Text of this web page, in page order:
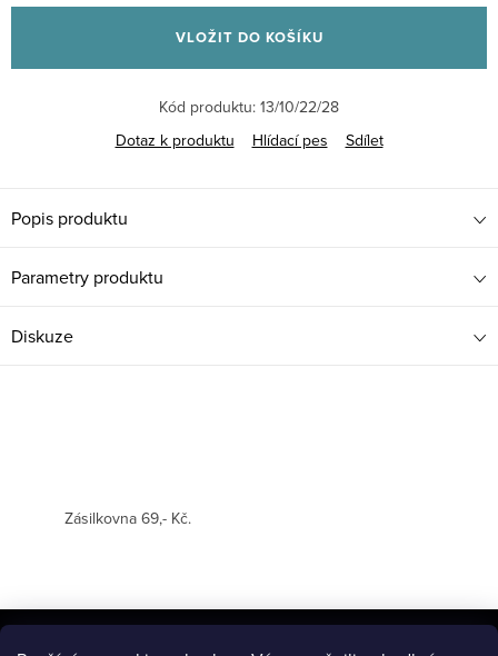
cena:
VLOŽIT DO KOŠÍKU
Kód produktu: 13/10/22/28
Dotaz k produktu
Hlídací pes Sdílet
Popis produktu
Parametry produktu
Diskuze
Zásilkovna 69,- Kč.
Z